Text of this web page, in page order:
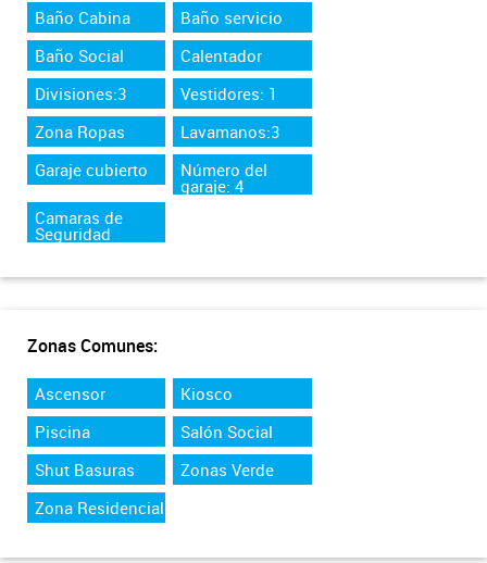
Baño Cabina
Baño servicio
Baño Social
Calentador
Divisiones:3
Vestidores: 1
Zona Ropas
Lavamanos:3
Garaje cubierto
Número del
garaje: 4
Camaras de
Seguridad
Zonas Comunes:
Ascensor
Kiosco
Piscina
Salón Social
Shut Basuras
Zonas Verde
Zona Residencial